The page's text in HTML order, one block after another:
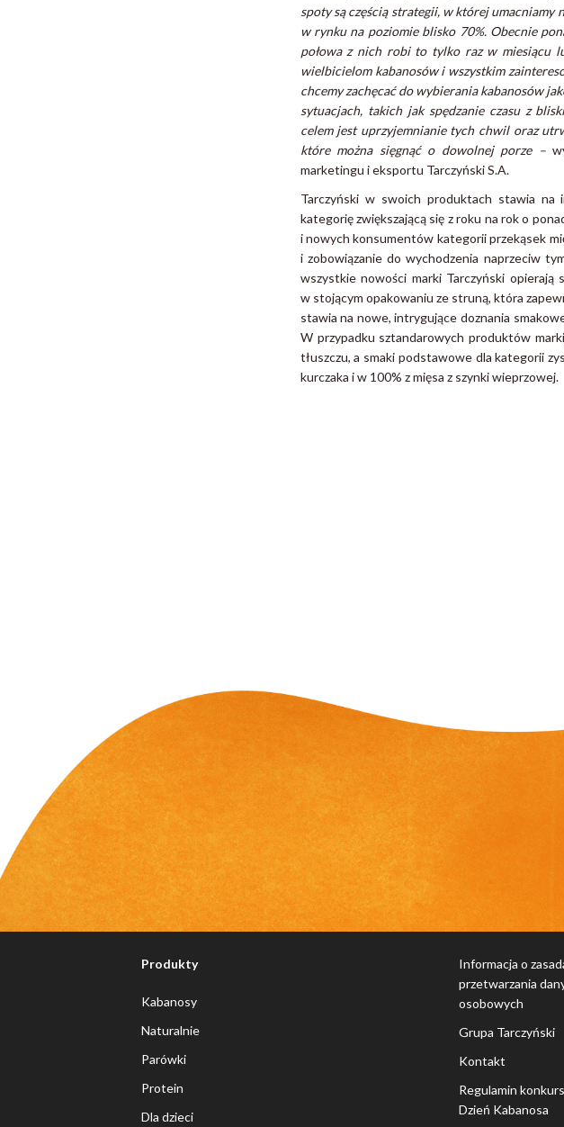
spoty są częścią strategii, w której umacniamy
w rynku na poziomie blisko 70%. Obecnie
połowa z nich robi to tylko raz w miesiącu
wielbicielom kabanosów i wszystkim
chcemy zachęcać do wybierania kabanosów
sytuacjach, takich jak spędzanie czasu z
celem jest uprzyjemnianie tych chwil oraz
które można sięgnąć o dowolnej porze –
marketingu i eksportu Tarczyński S.A.
Tarczyński w swoich produktach stawia na
kategorię zwiększającą się z roku na rok o
i nowych konsumentów kategorii przekąsek
i zobowiązanie do wychodzenia naprzeciw
wszystkie nowości marki Tarczyński
w stojącym opakowaniu ze struną, która
stawia na nowe, intrygujące doznania
W przypadku sztandarowych produktów
tłuszczu, a smaki podstawowe dla kategorii
kurczaka i w 100% z mięsa z szynki wieprzowej.
Produkty
Kabanosy
Naturalnie
Parówki
Protein
Dla dzieci
Informacja o
przetwarzania
osobowych
Grupa Tarczyński
Kontakt
Regulamin
Dzień Kabanosa